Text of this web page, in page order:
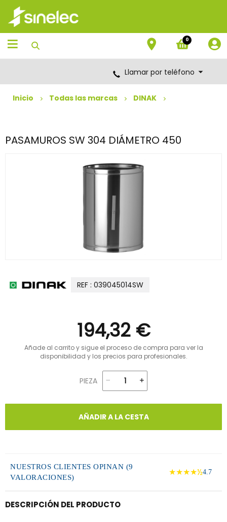
Saltar
contenido
Saltar
menú
de
navegación
0
Llamar por teléfono
Inicio Todas las marcas DINAK
PASAMUROS SW 304 DIÁMETRO 450
REF : 039045014SW
194,32 €
Añade al carrito y sigue el proceso de compra para ver la
disponibilidad y los precios para profesionales.
PIEZA
AÑADIR A LA CESTA
NUESTROS CLIENTES OPINAN (9
VALORACIONES)
★★★★½4.7
DESCRIPCIÓN DEL PRODUCTO